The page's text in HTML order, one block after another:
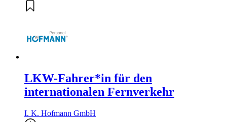
LKW-Fahrer*in für den
internationalen Fernverkehr
I. K. Hofmann GmbH